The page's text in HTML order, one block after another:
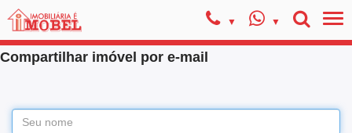
Compartilhar imóvel por e-mail